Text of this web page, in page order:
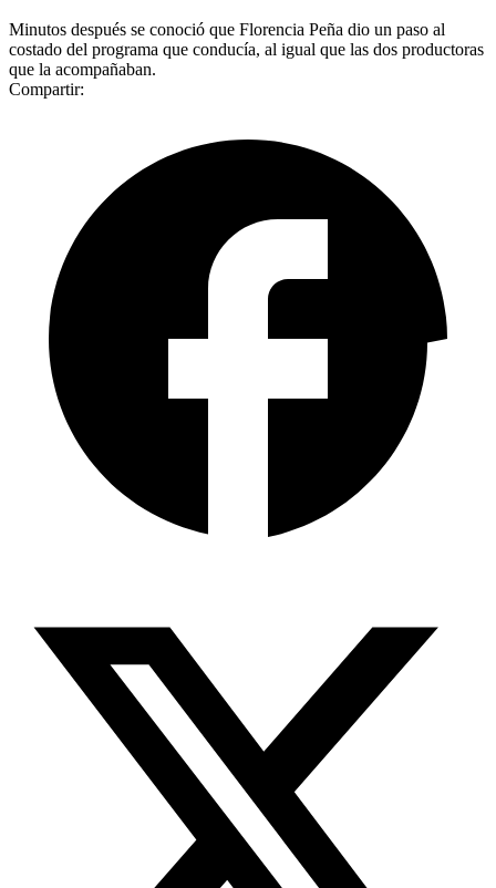
Minutos después se conoció que Florencia Peña dio un paso al
costado del programa que conducía, al igual que las dos productoras
que la acompañaban.
Compartir: